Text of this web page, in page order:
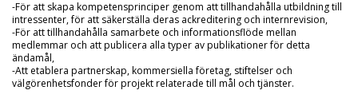
-För att skapa kompetensprinciper genom att tillhandahålla utbildning till
intressenter, för att säkerställa deras ackreditering och internrevision,
-För att tillhandahålla samarbete och informationsflöde mellan
medlemmar och att publicera alla typer av publikationer för detta
ändamål,
-Att etablera partnerskap, kommersiella företag, stiftelser och
välgörenhetsfonder för projekt relaterade till mål och tjänster.